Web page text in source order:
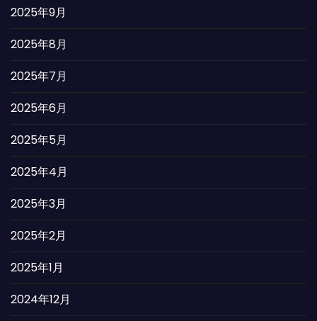
2025年9月
2025年8月
2025年7月
2025年6月
2025年5月
2025年4月
2025年3月
2025年2月
2025年1月
2024年12月